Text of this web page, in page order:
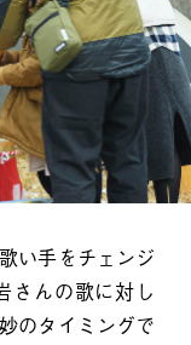
い手をチェンジ
さんの歌に対し
のタイミングで